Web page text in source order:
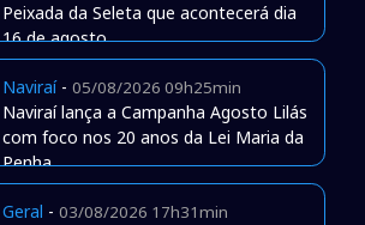
Peixada da Seleta que acontecerá dia
16 de agosto
Naviraí- 05/08/2026 09h25min
Naviraí lança a Campanha Agosto Lilás
com foco nos 20 anos da Lei Maria da
Penha
Geral - 03/08/2026 17h31min